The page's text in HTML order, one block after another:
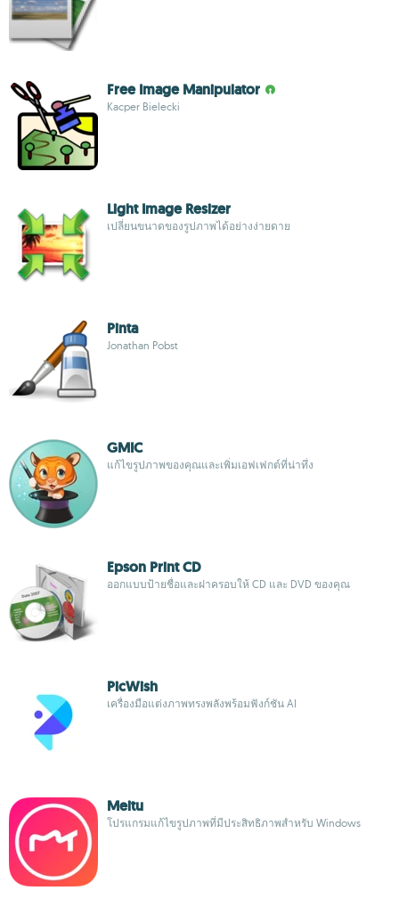
Free Image Manipulator
Kacper Bielecki
Light Image Resizer
เปลี่ยนขนาดของรูปภาพได้อย่างง่ายดาย
Pinta
Jonathan Pobst
GMIC
แก้ไขรูปภาพของคุณและเพิ่มเอฟเฟกต์ที่น่าทึ่ง
Epson Print CD
ออกแบบป้ายชื่อและฝาครอบให้ CD และ DVD ของคุณ
PicWish
เครื่องมือแต่งภาพทรงพลังพร้อมฟังก์ชัน AI
Meitu
โปรแกรมแก้ไขรูปภาพที่มีประสิทธิภาพสำหรับ Windows